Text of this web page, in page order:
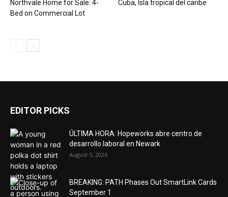
Northvale Home for Sale: 4-
Bed on Commercial Lot
Cuba, Isla tropical del caribe
EDITOR PICKS
ÚLTIMA HORA: Hopeworks abre centro de
desarrollo laboral en Newark
August 5, 2026
BREAKING: PATH Phases Out SmartLink Cards
September 1